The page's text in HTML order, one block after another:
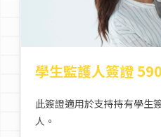
學生監護人簽證 590
此簽證適用於支持持有學生
人。